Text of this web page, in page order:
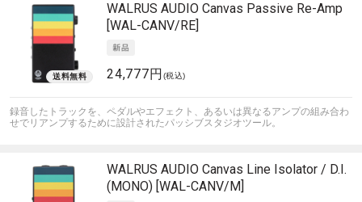
WALRUS AUDIO Canvas Passive Re-Amp
[WAL-CANV/RE]
24,777円 (税込)
録音したトラックを、ペダルやエフェクト、あるいは異なるアンプの組み合わ
せでリアンプするために設計されたパッシブスタジオツール。
WALRUS AUDIO Canvas Line Isolator / D.I.
(MONO) [WAL-CANV/M]